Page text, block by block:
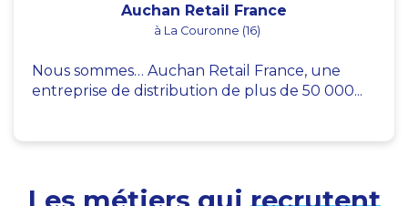
Auchan Retail France
à La Couronne (16)
Nous sommes… Auchan Retail France, une
entreprise de distribution de plus de 50 000...